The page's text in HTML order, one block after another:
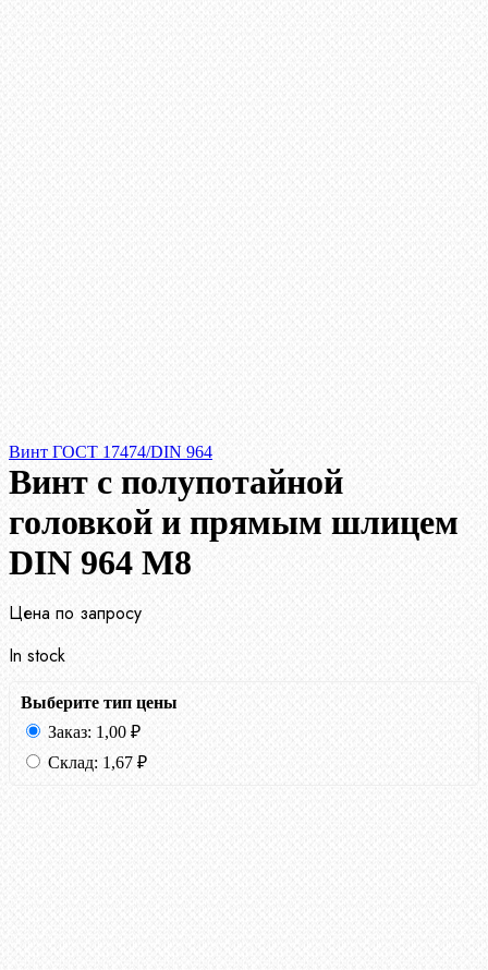
Винт ГОСТ 17474/DIN 964
Винт с полупотайной
головкой и прямым шлицем
DIN 964 М8
Цена по запросу
In stock
Выберите тип цены
Заказ: 1,00 ₽
Склад: 1,67 ₽